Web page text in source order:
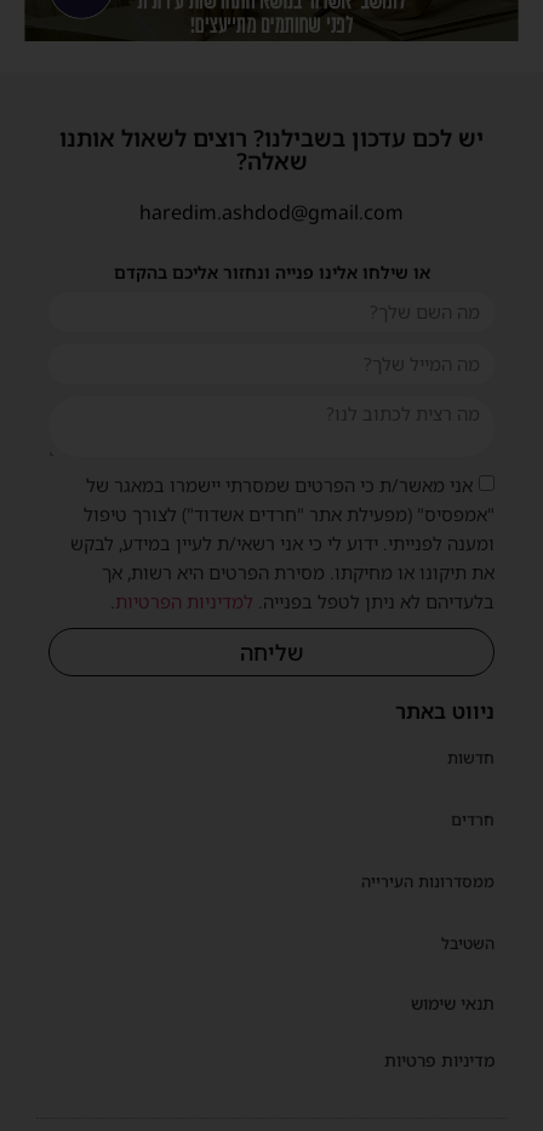
ניווט באתר
חדשות
חרדים
ממסדרונות העירייה
השטיבל
תנאי שימוש
מדיניות פרטיות
יש לכם עדכון בשבילנו? רוצים לשאול אותנו
שאלה?
haredim.ashdod@gmail.com
או שילחו אלינו פנייה ונחזור אליכם בהקדם
אני מאשר/ת כי הפרטים שמסרתי יישמרו במאגר של
"אמפסיס" (מפעילת אתר "חרדים אשדוד") לצורך טיפול
ומענה לפנייתי. ידוע לי כי אני רשאי/ת לעיין במידע, לבקש
את תיקונו או מחיקתו. מסירת הפרטים היא רשות, אך
בלעדיהם לא ניתן לטפל בפנייה. למדיניות הפרטיות.
שליחה